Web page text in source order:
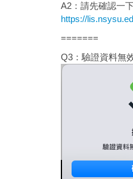
A2：請先確認一
https://
=======
Q3：驗證資料無